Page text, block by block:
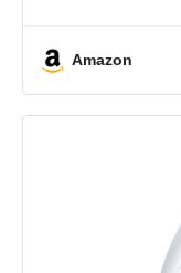
– Formule
Amazon